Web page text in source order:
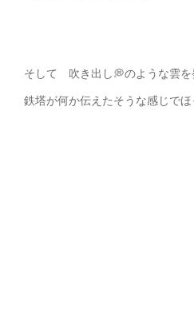
そして 吹き出し💭のような雲を
鉄塔が何か伝えたそうな感じで